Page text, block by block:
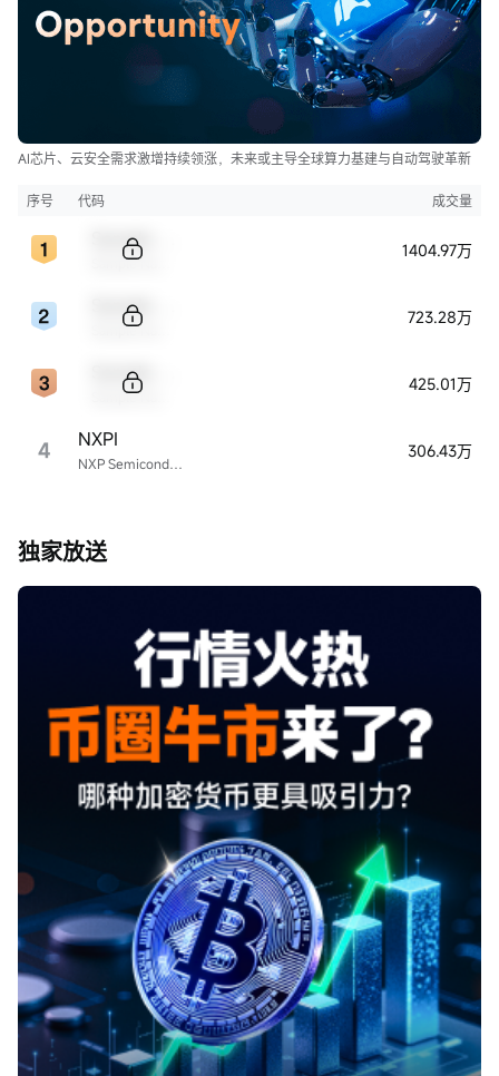
AI芯片、云安全需求激增持续领涨，未来或主导全球算力基建与自动驾驶革新
序号 代码 成交量
1404.97万
723.28万
425.01万
4 NXP Semiconductors
NXPI 306.43万
独家放送